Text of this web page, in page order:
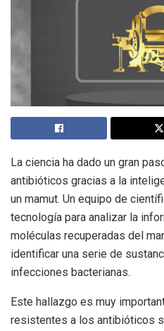
La ciencia ha dado un gran
antibióticos gracias a la
un mamut. Un equipo de
tecnología para analizar la
moléculas recuperadas del
identificar una serie de
infecciones bacterianas.
Este hallazgo es muy
resistentes a los antibióticos